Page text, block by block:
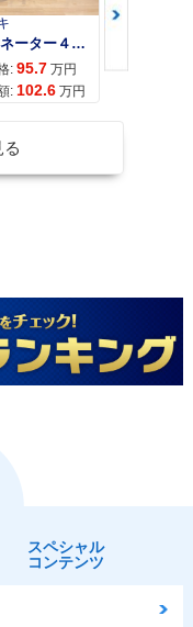
エリミネーター４００ＳＥ
: 95.7 万円
: 102.6 万円
カワサキ
本体価格:
スペシャル
コンテンツ